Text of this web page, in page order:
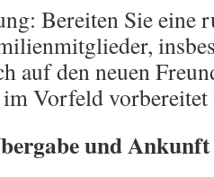
Bereiten Sie eine
auf den neuen
Vorfeld vorbereitet
und Ankunft